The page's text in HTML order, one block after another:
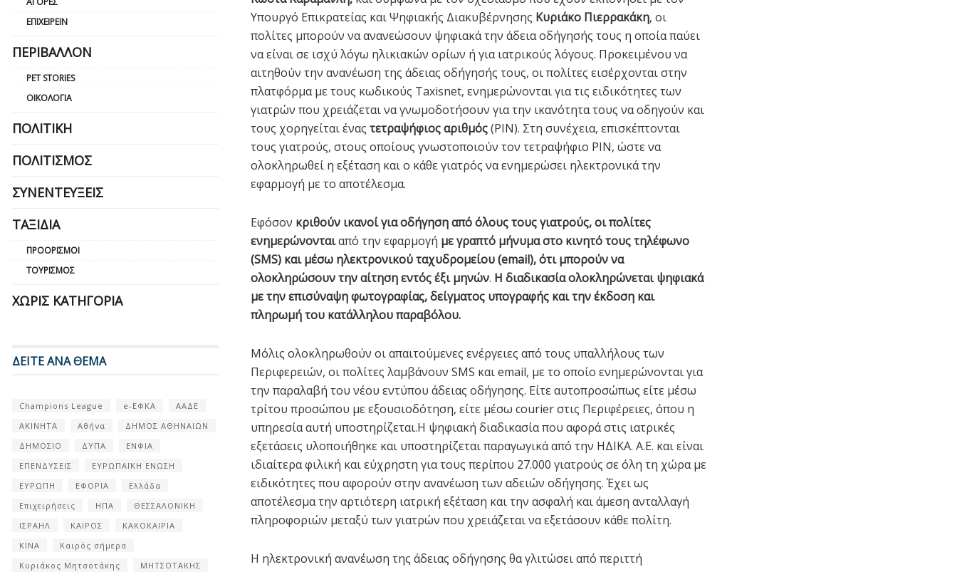
Υπουργό Επικρατείας και Ψηφιακής Διακυβέρνησης Κυριάκο Πιερρακάκη, οι
πολίτες μπορούν να ανανεώσουν ψηφιακά την άδεια οδήγησής τους η οποία παύει
να είναι σε ισχύ λόγω ηλικιακών ορίων ή για ιατρικούς λόγους. Προκειμένου να
αιτηθούν την ανανέωση της άδειας οδήγησής τους, οι πολίτες εισέρχονται στην
πλατφόρμα με τους κωδικούς Taxisnet, ενημερώνονται για τις ειδικότητες των
γιατρών που χρειάζεται να γνωμοδοτήσουν για την ικανότητα τους να οδηγούν και
τους χορηγείται ένας τετραψήφιος αριθμός(PIN). Στη συνέχεια, επισκέπτονται
τους γιατρούς, στους οποίους γνωστοποιούν τον τετραψήφιο PIN, ώστε να
ολοκληρωθεί η εξέταση και ο κάθε γιατρός να ενημερώσει ηλεκτρονικά την
εφαρμογή με το αποτέλεσμα.
Εφόσον κριθούν ικανοί για οδήγηση από όλους τους γιατρούς, οι πολίτες
ενημερώνονταιαπό την εφαρμογή με γραπτό μήνυμα στο κινητό τους τηλέφωνο
(SMS) και μέσω ηλεκτρονικού ταχυδρομείου (email), ότι μπορούν να
ολοκληρώσουν την αίτηση εντός έξι μηνών. Η διαδικασία ολοκληρώνεται ψηφιακά
με την επισύναψη φωτογραφίας, δείγματος υπογραφής και την έκδοση και
πληρωμή του κατάλληλου παραβόλου.
Μόλις ολοκληρωθούν οι απαιτούμενες ενέργειες από τους υπαλλήλους των
Περιφερειών, οι πολίτες λαμβάνουν SMS και email, με το οποίο ενημερώνονται για
την παραλαβή του νέου εντύπου άδειας οδήγησης. Είτε αυτοπροσώπως είτε μέσω
τρίτου προσώπου με εξουσιοδότηση, είτε μέσω courier στις Περιφέρειες, όπου η
υπηρεσία αυτή υποστηρίζεται.Η ψηφιακή διαδικασία που αφορά στις ιατρικές
εξετάσεις υλοποιήθηκε και υποστηρίζεται παραγωγικά από την ΗΔΙΚΑ. Α.Ε. και είναι
ιδιαίτερα φιλική και εύχρηστη για τους περίπου 27.000 γιατρούς σε όλη τη χώρα με
ειδικότητες που αφορούν στην ανανέωση των αδειών οδήγησης. Έχει ως
αποτέλεσμα την αρτιότερη ιατρική εξέταση και την ασφαλή και άμεση ανταλλαγή
πληροφοριών μεταξύ των γιατρών που χρειάζεται να εξετάσουν κάθε πολίτη.
Η ηλεκτρονική ανανέωση της άδειας οδήγησης θα γλιτώσει από περιττή
ΕΠΙΧΕΙΡΕΊΝ
ΠΕΡΙΒΆΛΛΟΝ
PET STORIES
ΟΙΚΟΛΟΓΊΑ
ΠΟΛΙΤΙΚΉ
ΠΟΛΙΤΙΣΜΌΣ
ΣΥΝΕΝΤΕΎΞΕΙΣ
ΤΑΞΊΔΙΑ
ΠΡΟΟΡΙΣΜΟΊ
ΤΟΥΡΙΣΜΌΣ
ΧΩΡΊΣ ΚΑΤΗΓΟΡΊΑ
ΔΕΙΤΕ ΑΝΑ ΘΕΜΑ
Champions League e-ΕΦΚΑ
ΑΑΔΕ
ΑΚΙΝΗΤΑ
Αθήνα
ΔΗΜΟΣ ΑΘΗΝΑΙΩΝ
ΔΗΜΟΣΙΟ
ΔΥΠΑ
ΕΝΦΙΑ
ΕΠΕΝΔΥΣΕΙΣ
ΕΥΡΩΠΑΪΚΗ ΕΝΩΣΗ
ΕΥΡΩΠΗ
ΕΦΟΡΙΑ
Ελλάδα
Επιχειρήσεις
ΗΠΑ
ΘΕΣΣΑΛΟΝΙΚΗ
ΙΣΡΑΗΛ
ΚΑΙΡΟΣ
ΚΑΚΟΚΑΙΡΙΑ
ΚΙΝΑ
Καιρός σήμερα
Κυριάκος Μητσοτάκης
ΜΗΤΣΟΤΑΚΗΣ